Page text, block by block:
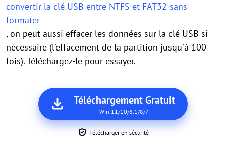
convertir la clé USB entre NTFS et FAT32 sans
formater
, on peut aussi effacer les données sur la clé USB si
nécessaire (l'effacement de la partition jusqu'à 100
fois). Téléchargez-le pour essayer.
Téléchargement Gratuit
Win 11/10/8.1/8/7
Télécharger en sécurité